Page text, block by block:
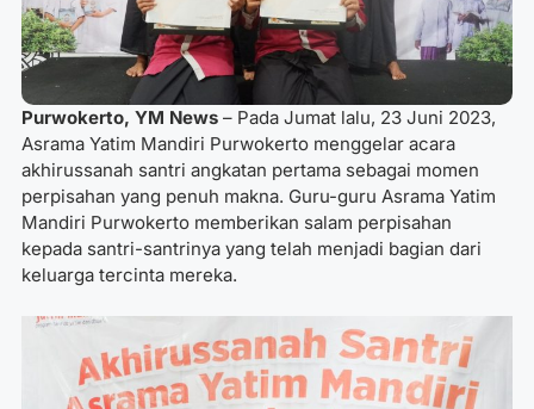
Purwokerto, YM News – Pada Jumat lalu, 23 Juni 2023,
Asrama Yatim Mandiri Purwokerto menggelar acara
akhirussanah santri angkatan pertama sebagai momen
perpisahan yang penuh makna. Guru-guru Asrama Yatim
Mandiri Purwokerto memberikan salam perpisahan
kepada santri-santrinya yang telah menjadi bagian dari
keluarga tercinta mereka.